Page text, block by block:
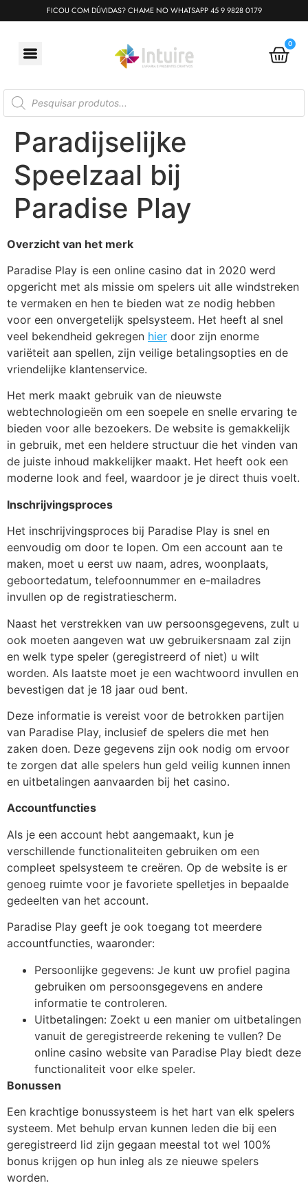
FICOU COM DÚVIDAS? CHAME NO WHATSAPP 45 9 9828 0179
0
Paradijselijke
Speelzaal bij
Paradise Play
Overzicht van het merk
Paradise Play is een online casino dat in 2020 werd
opgericht met als missie om spelers uit alle windstreken
te vermaken en hen te bieden wat ze nodig hebben
voor een onvergetelijk spelsysteem. Het heeft al snel
veel bekendheid gekregen hier door zijn enorme
variëteit aan spellen, zijn veilige betalingsopties en de
vriendelijke klantenservice.
Het merk maakt gebruik van de nieuwste
webtechnologieën om een soepele en snelle ervaring te
bieden voor alle bezoekers. De website is gemakkelijk
in gebruik, met een heldere structuur die het vinden van
de juiste inhoud makkelijker maakt. Het heeft ook een
moderne look and feel, waardoor je je direct thuis voelt.
Inschrijvingsproces
Het inschrijvingsproces bij Paradise Play is snel en
eenvoudig om door te lopen. Om een account aan te
maken, moet u eerst uw naam, adres, woonplaats,
geboortedatum, telefoonnummer en e-mailadres
invullen op de registratiescherm.
Naast het verstrekken van uw persoonsgegevens, zult u
ook moeten aangeven wat uw gebruikersnaam zal zijn
en welk type speler (geregistreerd of niet) u wilt
worden. Als laatste moet je een wachtwoord invullen en
bevestigen dat je 18 jaar oud bent.
Deze informatie is vereist voor de betrokken partijen
van Paradise Play, inclusief de spelers die met hen
zaken doen. Deze gegevens zijn ook nodig om ervoor
te zorgen dat alle spelers hun geld veilig kunnen innen
en uitbetalingen aanvaarden bij het casino.
Accountfuncties
Als je een account hebt aangemaakt, kun je
verschillende functionaliteiten gebruiken om een
compleet spelsysteem te creëren. Op de website is er
genoeg ruimte voor je favoriete spelletjes in bepaalde
gedeelten van het account.
Paradise Play geeft je ook toegang tot meerdere
accountfuncties, waaronder:
Persoonlijke gegevens: Je kunt uw profiel pagina
gebruiken om persoonsgegevens en andere
informatie te controleren.
Uitbetalingen: Zoekt u een manier om uitbetalingen
vanuit de geregistreerde rekening te vullen? De
online casino website van Paradise Play biedt deze
functionaliteit voor elke speler.
Bonussen
Een krachtige bonussysteem is het hart van elk spelers
systeem. Met behulp ervan kunnen leden die bij een
geregistreerd lid zijn gegaan meestal tot wel 100%
bonus krijgen op hun inleg als ze nieuwe spelers
worden.